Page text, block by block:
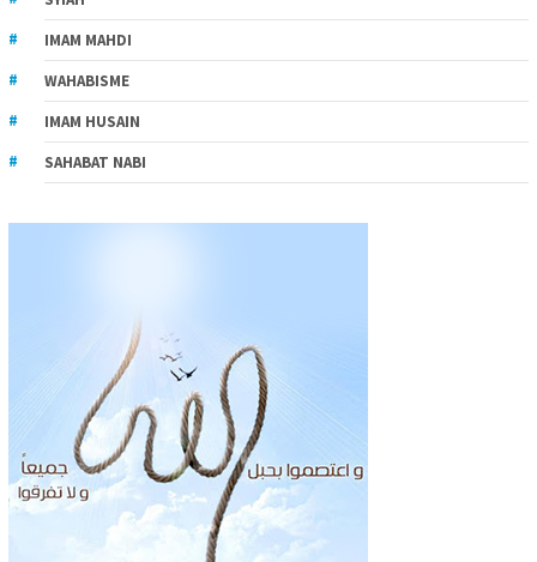
IMAM MAHDI
WAHABISME
IMAM HUSAIN
SAHABAT NABI